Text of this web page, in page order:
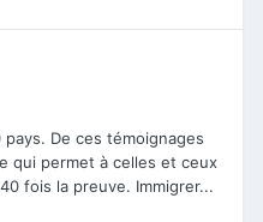
De ces témoignages
qui permet à celles et ceux
fois la preuve. Immigrer...